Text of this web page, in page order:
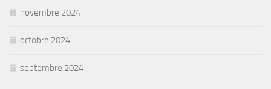
novembre 2024
octobre 2024
septembre 2024